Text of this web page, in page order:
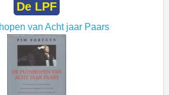
De LPF
van Acht jaar Paars